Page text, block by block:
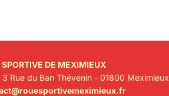
SPORTIVE DE MEXIMIEUX
Rue du Ban Thévenin - 01800 Meximieux